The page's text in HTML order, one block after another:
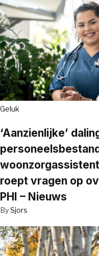
Geluk
‘Aanzienlijke’
roept vragen op
PHI – Nieuws
BySjors